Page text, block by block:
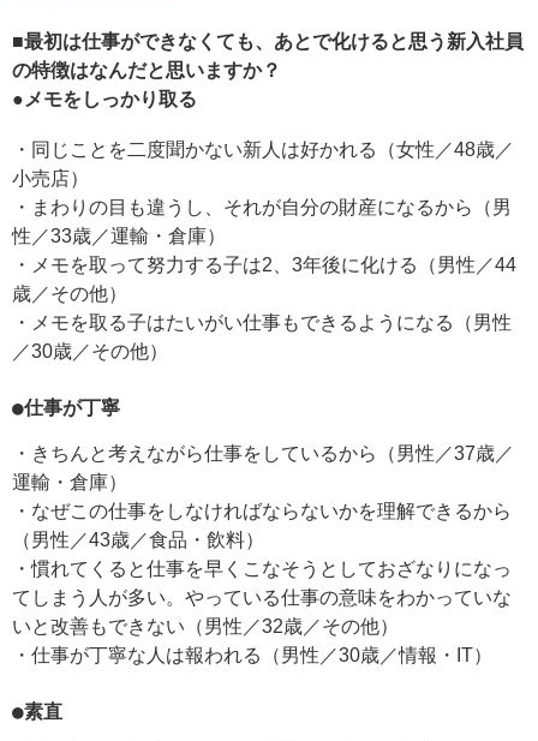
■最初は仕事ができなくても、あとで化けると思う新入社員
の特徴はなんだと思いますか？
●メモをしっかり取る
・同じことを二度聞かない新人は好かれる（女性／48歳／
小売店）
・まわりの目も違うし、それが自分の財産になるから（男
性／33歳／運輸・倉庫）
・メモを取って努力する子は2、3年後に化ける（男性／44
歳／その他）
・メモを取る子はたいがい仕事もできるようになる（男性
／30歳／その他）
●仕事が丁寧
・きちんと考えながら仕事をしているから（男性／37歳／
運輸・倉庫）
・なぜこの仕事をしなければならないかを理解できるから
（男性／43歳／食品・飲料）
・慣れてくると仕事を早くこなそうとしておざなりになっ
てしまう人が多い。やっている仕事の意味をわかっていな
いと改善もできない（男性／32歳／その他）
・仕事が丁寧な人は報われる（男性／30歳／情報・IT）
●素直